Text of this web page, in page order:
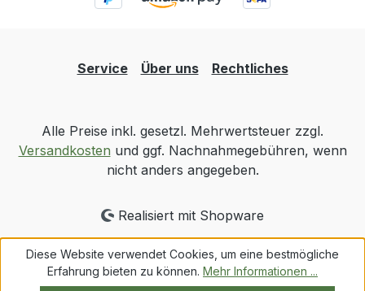
Service Über uns Rechtliches
Alle Preise inkl. gesetzl. Mehrwertsteuer zzgl.
Versandkosten und ggf. Nachnahmegebühren, wenn
nicht anders angegeben.
Realisiert mit Shopware
Diese Website verwendet Cookies, um eine bestmögliche
Erfahrung bieten zu können. Mehr Informationen ...